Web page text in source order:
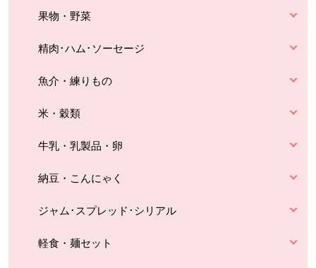
果物・野菜
精肉･ハム･ソーセージ
魚介・練りもの
米・穀類
牛乳・乳製品・卵
納豆・こんにゃく
ジャム･スプレッド･シリアル
軽食・麺セット